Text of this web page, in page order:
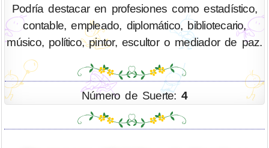
Podría destacar en profesiones como estadístico,
contable, empleado, diplomático, bibliotecario,
músico, político, pintor, escultor o mediador de paz.
Número de Suerte: 4